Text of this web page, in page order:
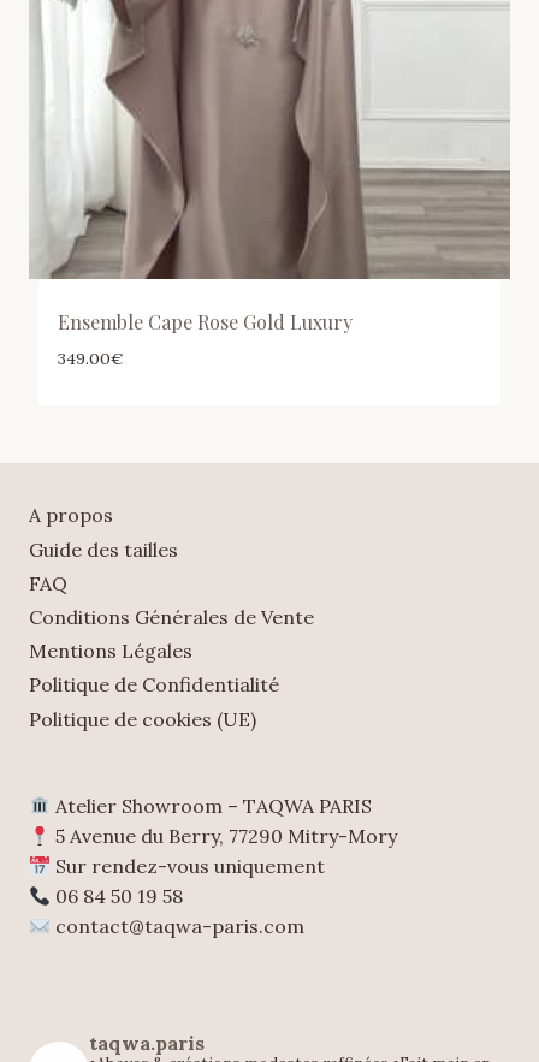
Ensemble Cape Rose Gold Luxury
349.00€
A propos
Guide des tailles
FAQ
Conditions Générales de Vente
Mentions Légales
Politique de Confidentialité
Politique de cookies (UE)
Atelier Showroom – TAQWA PARIS
5 Avenue du Berry, 77290 Mitry-Mory
Sur rendez-vous uniquement
06 84 50 19 58
contact@taqwa-paris.com
taqwa.paris